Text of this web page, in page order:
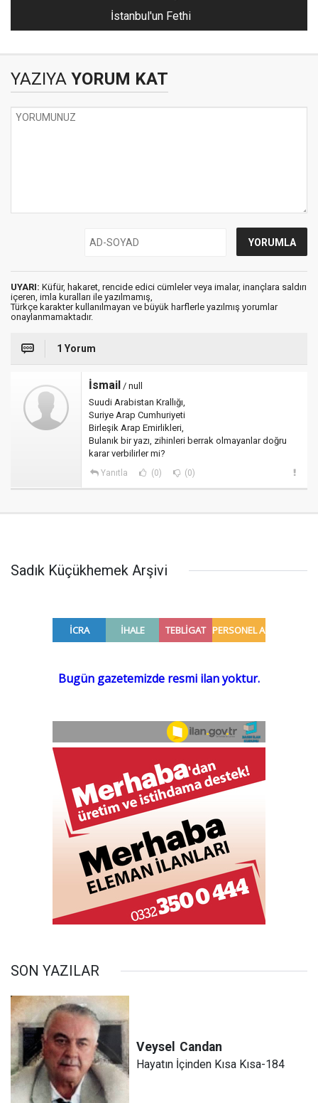
İstanbul'un Fethi
YAZIYA YORUM KAT
UYARI: Küfür, hakaret, rencide edici cümleler veya imalar, inançlara saldırı
içeren, imla kuralları ile yazılmamış,
Türkçe karakter kullanılmayan ve büyük harflerle yazılmış yorumlar
onaylanmamaktadır.
1 Yorum
İsmail / null
Suudi Arabistan Krallığı,
Suriye Arap Cumhuriyeti
Birleşik Arap Emirlikleri,
Bulanık bir yazı, zihinleri berrak olmayanlar doğru
karar verbilirler mi?
Yanıtla (0) (0)
Sadık Küçükhemek Arşivi
SON YAZILAR
Veysel Candan
Hayatın İçinden Kısa Kısa-184